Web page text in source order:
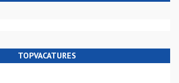
TOPVACATURES